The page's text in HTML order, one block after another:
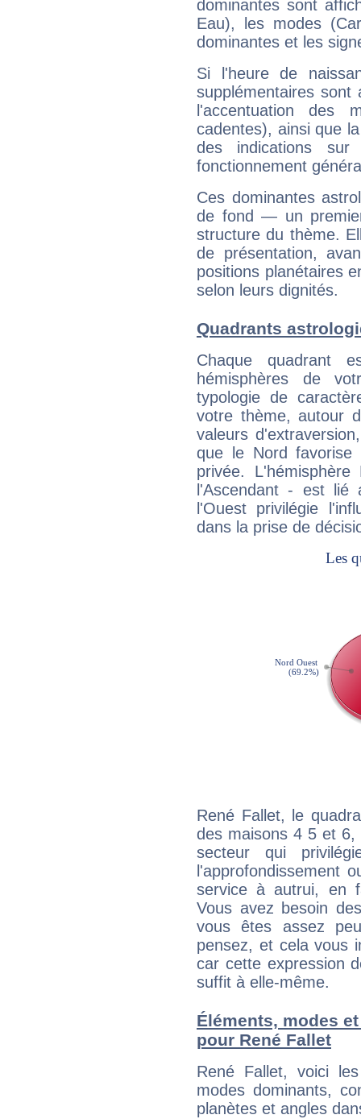
dominantes sont
Eau), les modes
dominantes et les
Si l'heure de
supplémentaires sont
l'accentuation des
cadentes), ainsi que
des indications sur
fonctionnement
Ces dominantes
de fond — un
structure du thème.
de présentation,
positions planétaires
selon leurs dignités.
Quadrants
Chaque quadrant
hémisphères de
typologie de
votre thème, autour
valeurs
que le Nord favorise
privée.
l'Ascendant - est
l'Ouest privilégie
dans la prise de
René Fallet, le
des maisons 4 5 et
secteur qui
l'approfondissement
service à autrui, en
Vous avez besoin
vous êtes assez
pensez, et cela vous
car cette expression
suffit à elle-même.
Éléments, modes
pour René Fallet
René Fallet, voici
modes dominants,
planètes et angles